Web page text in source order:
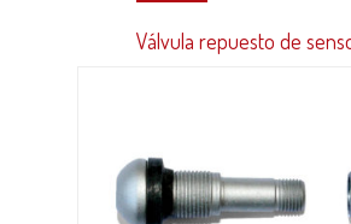
Válvula repuesto de